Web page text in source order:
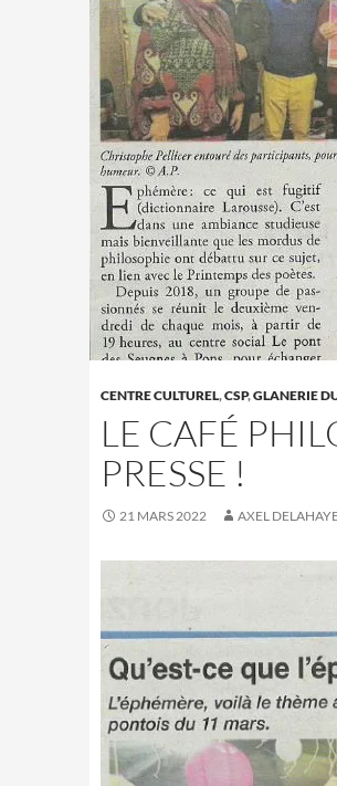
CENTRE CULTUREL,CSP,GLANERIE
LE CAFÉ
PRESSE !
21 MARS 2022 AXEL